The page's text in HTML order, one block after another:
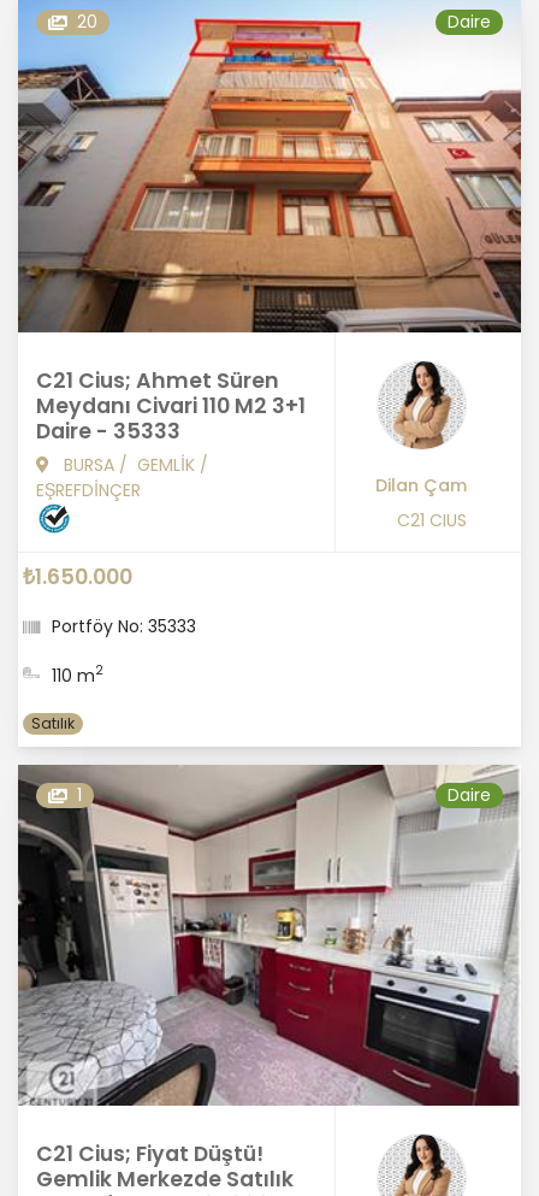
20 Daire
C21 Cius; Ahmet Süren
Meydanı Civari 110 M2 3+1
Daire - 35333
BURSA / GEMLİK /
EŞREFDİNÇER
Dilan Çam
C21 CIUS
₺1.650.000
Portföy No: 35333
110 m2
Satılık
1 Daire
C21 Cius; Fiyat Düştü!
Gemlik Merkezde Satılık